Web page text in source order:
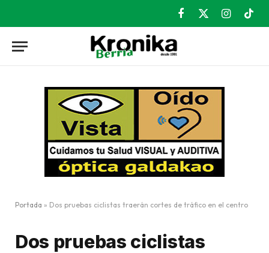
Facebook
X
Instagram
Portada » Dos pruebas ciclistas traerán cortes de tráfico en el centro
Dos pruebas ciclistas